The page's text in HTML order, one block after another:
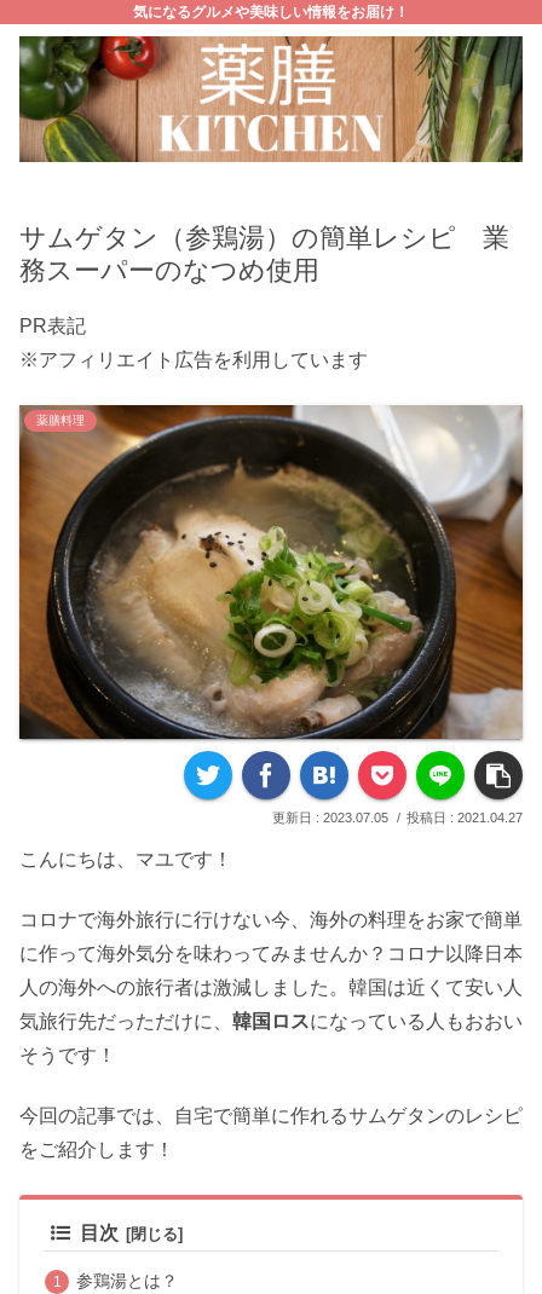
気になるグルメや美味しい情報をお届け！
サムゲタン（参鶏湯）の簡単レシピ 業
務スーパーのなつめ使用
PR表記
※アフィリエイト広告を利用しています
薬膳料理
2023.07.05 2021.04.27
こんにちは、マユです！
コロナで海外旅行に行けない今、海外の料理をお家で簡単
に作って海外気分を味わってみませんか？コロナ以降日本
人の海外への旅行者は激減しました。韓国は近くて安い人
気旅行先だっただけに、 韓国ロスになっている人もおおい
そうです！
今回の記事では、自宅で簡単に作れるサムゲタンのレシピ
をご紹介します！
目次
参鶏湯とは？